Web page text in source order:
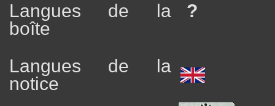
Langues de la
boîte
?
Langues de la
notice